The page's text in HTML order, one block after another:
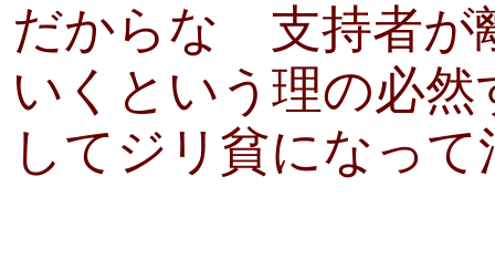
だからな 支持者が
いくという理の必
してジリ貧になっ